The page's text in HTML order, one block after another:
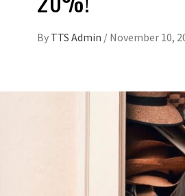
By TTS Admin / November 10,